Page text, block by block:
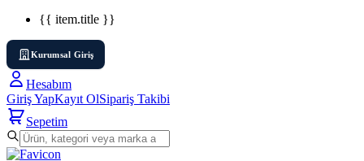
{{ item.title }}
Kurumsal Giriş
Hesabım
Giriş YapKayıt OlSipariş Takibi
Sepetim